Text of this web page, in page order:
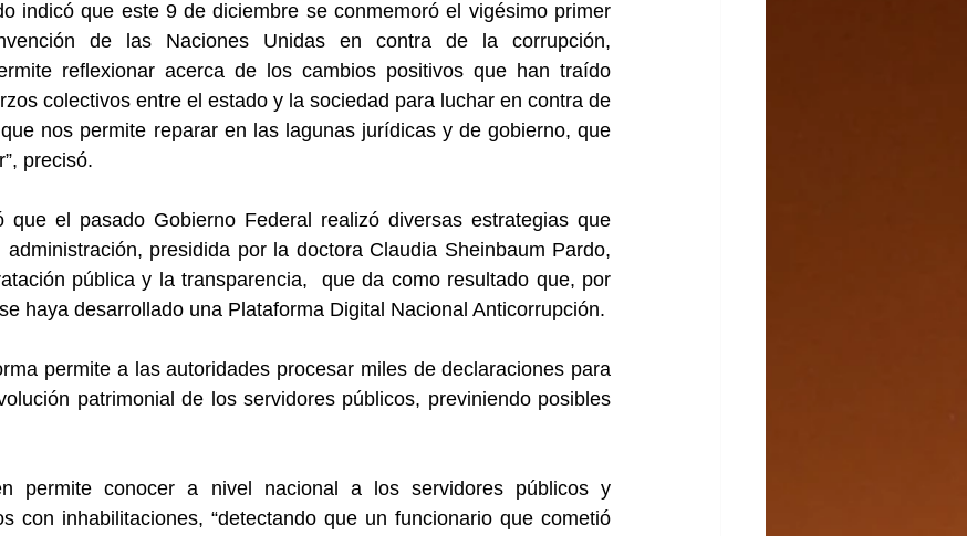
indicó que este 9 de diciembre se conmemoró el vigésimo primer
de las Naciones Unidas en contra de la corrupción,
reflexionar acerca de los cambios positivos que han traído
colectivos entre el estado y la sociedad para luchar en contra de
nos permite reparar en las lagunas jurídicas y de gobierno, que
precisó.
que el pasado Gobierno Federal realizó diversas estrategias que
presidida por la doctora Claudia Sheinbaum Pardo,
pública y la transparencia,  que da como resultado que, por
haya desarrollado una Plataforma Digital Nacional Anticorrupción.
permite a las autoridades procesar miles de declaraciones para
patrimonial de los servidores públicos, previniendo posibles
permite conocer a nivel nacional a los servidores públicos y
con inhabilitaciones, “detectando que un funcionario que cometió